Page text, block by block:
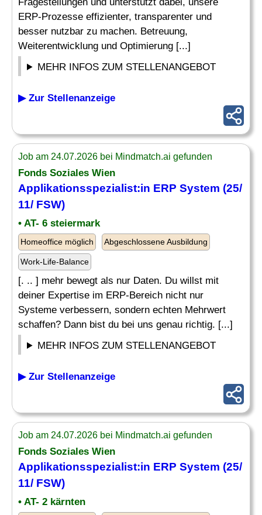
ERP-Prozesse effizienter, transparenter und
besser nutzbar zu machen. Betreuung,
Weiterentwicklung und Optimierung [...]
MEHR INFOS ZUM STELLENANGEBOT
▶ Zur Stellenanzeige
Job am 24.07.2026 bei Mindmatch.ai gefunden
Fonds Soziales Wien
Applikationsspezialist:in ERP System (25/
11/ FSW)
• AT- 6 steiermark
Homeoffice möglich Abgeschlossene Ausbildung
Work-Life-Balance
[. .. ] mehr bewegt als nur Daten. Du willst mit
deiner Expertise im ERP-Bereich nicht nur
Systeme verbessern, sondern echten Mehrwert
schaffen? Dann bist du bei uns genau richtig. [...]
MEHR INFOS ZUM STELLENANGEBOT
▶ Zur Stellenanzeige
Job am 24.07.2026 bei Mindmatch.ai gefunden
Fonds Soziales Wien
Applikationsspezialist:in ERP System (25/
11/ FSW)
• AT- 2 kärnten